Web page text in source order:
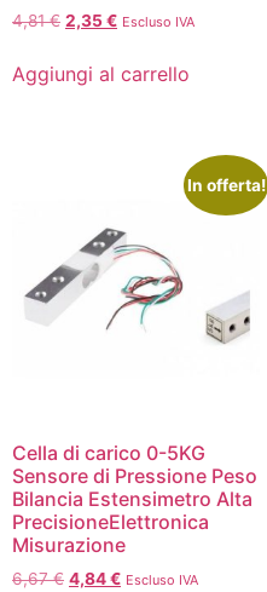
4,81€ 2,35€ Escluso IVA
Aggiungi al carrello
In offerta!
Cella di carico 0-5KG
Sensore di Pressione Peso
Bilancia Estensimetro Alta
PrecisioneElettronica
Misurazione
6,67€ 4,84€ Escluso IVA